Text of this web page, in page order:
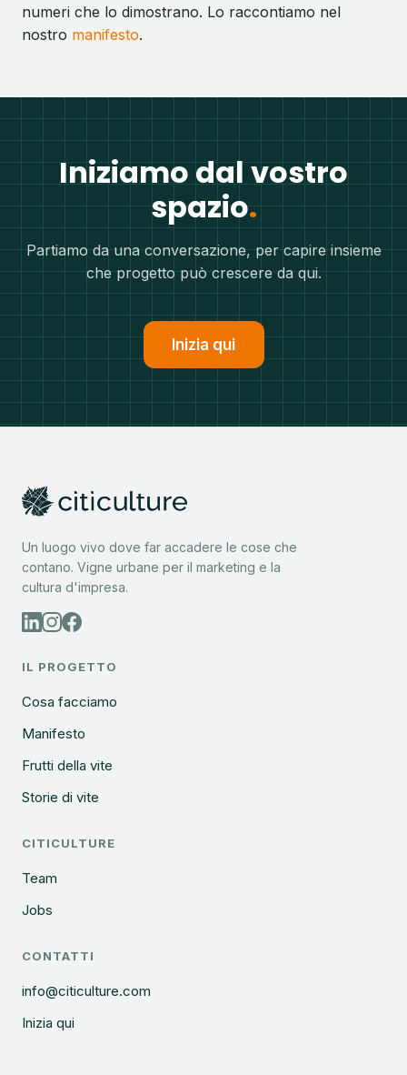
numeri che lo dimostrano. Lo raccontiamo nel
nostro manifesto.
Iniziamo dal vostro
spazio
Partiamo da una conversazione, per capire insieme
che progetto può crescere da qui.
Inizia qui
Un luogo vivo dove far accadere le cose che
contano. Vigne urbane per il marketing e la
cultura d'impresa.
IL PROGETTO
Cosa facciamo
Manifesto
Frutti della vite
Storie di vite
CITICULTURE
Team
Jobs
CONTATTI
info@citiculture.com
Inizia qui